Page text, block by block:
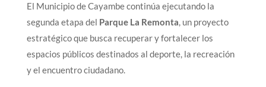
El Municipio de Cayambe continúa ejecutando la
segunda etapa del Parque La Remonta, un proyecto
estratégico que busca recuperar y fortalecer los
espacios públicos destinados al deporte, la recreación
y el encuentro ciudadano.